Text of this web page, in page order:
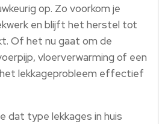
op. Zo voorkom je
en blijft het herstel tot
Of het nu gaat om de
vloerverwarming of een
het lekkageprobleem effectief
dat type lekkages in huis